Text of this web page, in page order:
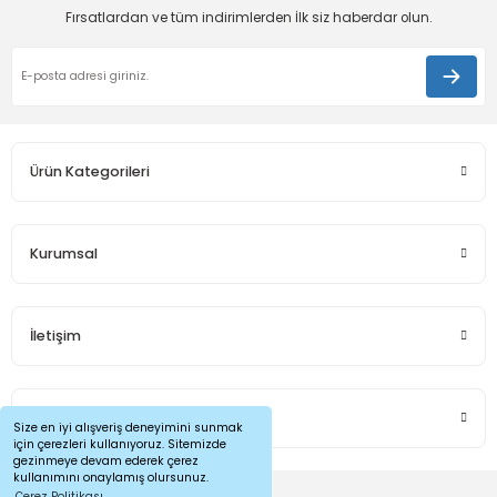
Size en iyi alışveriş deneyimini sunmak
için çerezleri kullanıyoruz. Sitemizde
gezinmeye devam ederek çerez
kullanımını onaylamış olursunuz.
Fırsatlardan ve tüm indirimlerden İlk siz haberdar olun.
Ürün Kategorileri
Kurumsal
İletişim